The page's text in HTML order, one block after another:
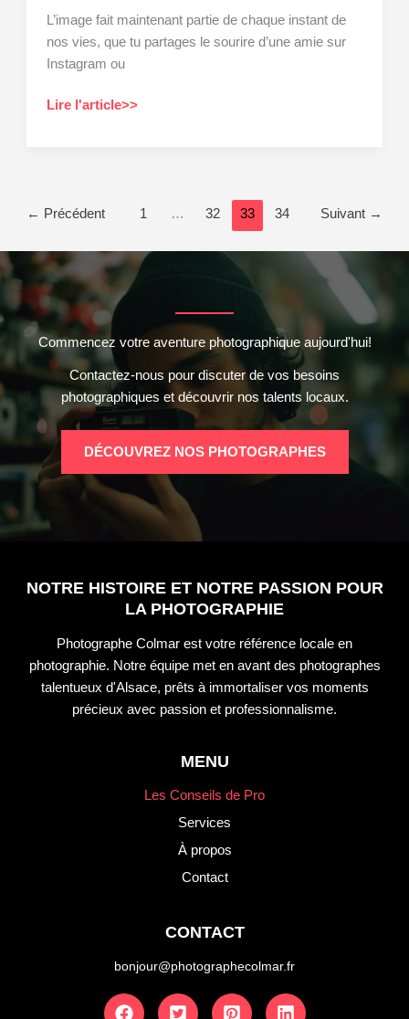
L’image fait maintenant partie de chaque instant de
nos vies, que tu partages le sourire d’une amie sur
Instagram ou
Qu’est-
en
?
Lire l'article>>
← Précédent 1 … 32 33 34 Suivant →
Commencez votre aventure photographique aujourd'hui!
Contactez-nous pour discuter de vos besoins
photographiques et découvrir nos talents locaux.
DÉCOUVREZ NOS PHOTOGRAPHES
NOTRE HISTOIRE ET NOTRE PASSION POUR
LA PHOTOGRAPHIE
Photographe Colmar est votre référence locale en
photographie. Notre équipe met en avant des photographes
talentueux d'Alsace, prêts à immortaliser vos moments
précieux avec passion et professionnalisme.
MENU
Les Conseils de Pro
Services
À propos
Contact
CONTACT
bonjour@photographecolmar.fr